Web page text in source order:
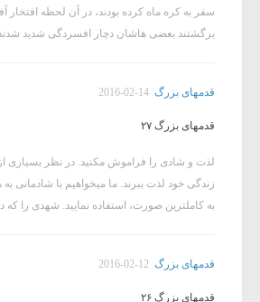
سفر به کره ماه کرده بودند، در آن لحظه افتخار
برگشتند بعضی هاشان دچار افسردگی شدید شدند.
قدمهای بزرگ 2016-02-14
قدمهای بزرگ ۲۷
لذت و شادی را فراموش مکنید. در نظر بسیاری
زندگی خود لذت ببرند. ما میخواهیم با شادمانی
به کاملترین صورت، استفاده نمایید. شهدی را
قدمهای بزرگ 2016-02-12
قدمهای بزرگ ۲۶